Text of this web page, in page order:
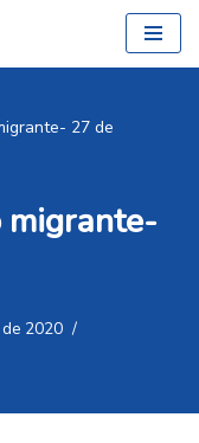
27 de
migrante-
2020